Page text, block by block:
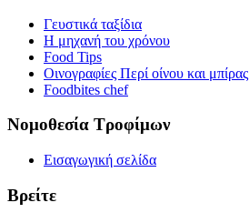
Γευστικά ταξίδια
Η μηχανή του χρόνου
Food Tips
Οινογραφίες Περί οίνου και μπίρας
Foodbites chef
Νομοθεσία Τροφίμων
Εισαγωγική σελίδα
Βρείτε